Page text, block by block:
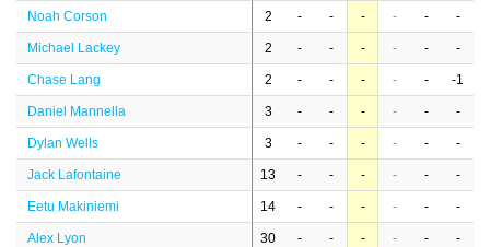
Noah Corson 2 - - - - - -
Michael Lackey 2 - - - - - -
Chase Lang 2 - - - - - -1
Daniel Mannella 3 - - - - - -
Dylan Wells 3 - - - - - -
Jack Lafontaine 13 - - - - - -
Eetu Makiniemi 14 - - - - - -
Alex Lyon 30 - - - - - -